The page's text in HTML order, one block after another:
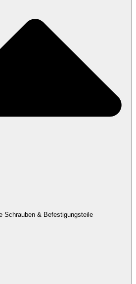
Schrauben & Befestigungsteile